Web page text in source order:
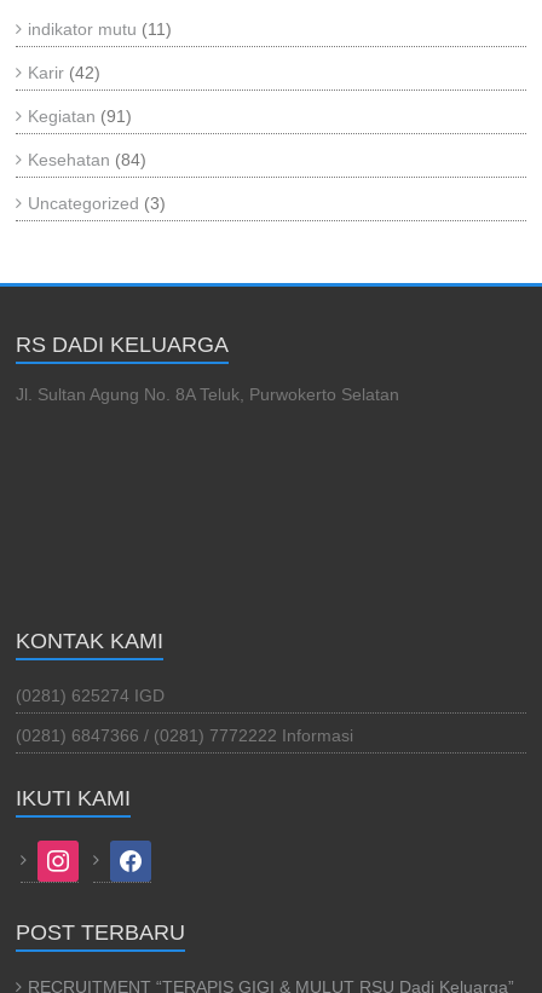
indikator mutu (11)
Karir (42)
Kegiatan (91)
Kesehatan (84)
Uncategorized (3)
RS DADI KELUARGA
Jl. Sultan Agung No. 8A Teluk, Purwokerto Selatan
KONTAK KAMI
(0281) 625274 IGD
(0281) 6847366 / (0281) 7772222 Informasi
IKUTI KAMI
instagram facebook
POST TERBARU
RECRUITMENT “TERAPIS GIGI & MULUT RSU Dadi Keluarga”